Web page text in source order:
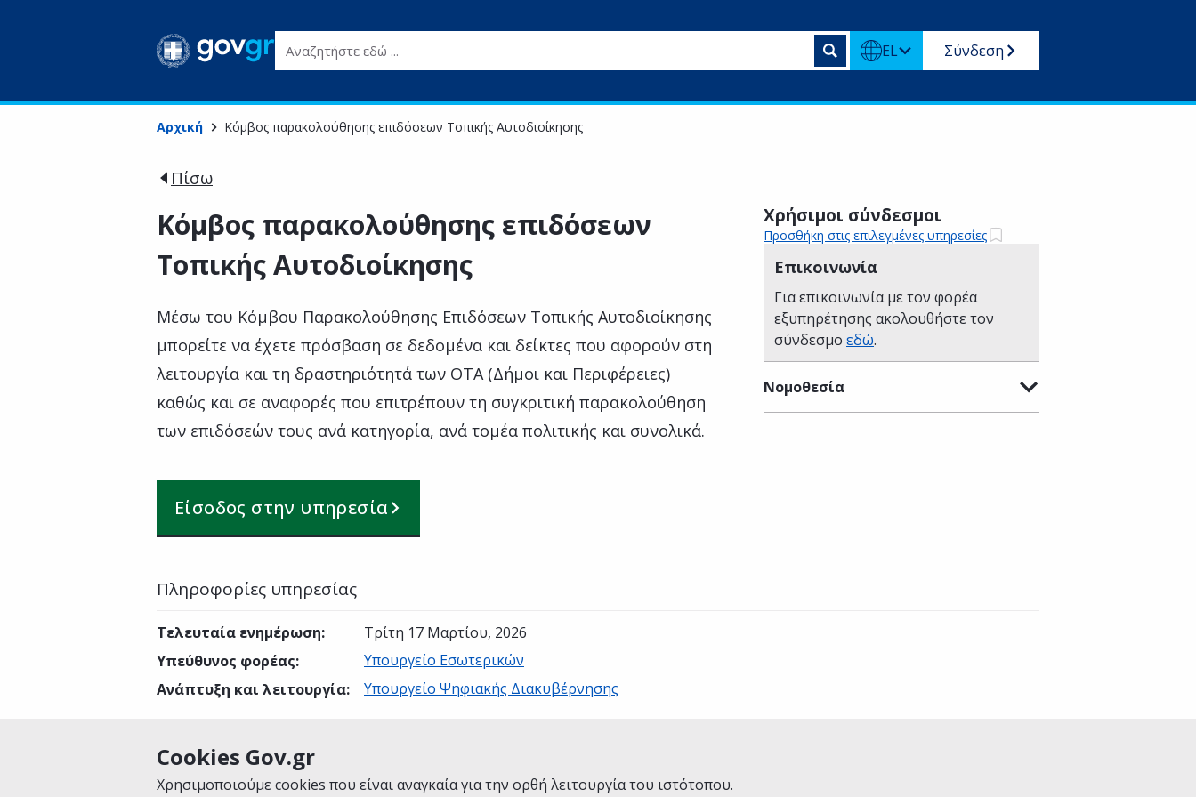
Cookies Gov.gr
Χρησιμοποιούμε cookies που είναι αναγκαία για την ορθή λειτουργία του ιστότοπου.
Αναζητήστε εδώ ... EL Σύνδεση
Αρχική Κόμβος παρακολούθησης επιδόσεων Τοπικής Αυτοδιοίκησης
Πίσω
Κόμβος παρακολούθησης επιδόσεων
Τοπικής Αυτοδιοίκησης
Μέσω του Κόμβου Παρακολούθησης Επιδόσεων Τοπικής Αυτοδιοίκησης
μπορείτε να έχετε πρόσβαση σε δεδομένα και δείκτες που αφορούν στη
λειτουργία και τη δραστηριότητά των ΟΤΑ (Δήμοι και Περιφέρειες)
καθώς και σε αναφορές που επιτρέπουν τη συγκριτική παρακολούθηση
των επιδόσεών τους ανά κατηγορία, ανά τομέα πολιτικής και συνολικά.
Είσοδος στην υπηρεσία
Χρήσιμοι σύνδεσμοι
Προσθήκη στις επιλεγμένες υπηρεσίες
Επικοινωνία
Για επικοινωνία με τον φορέα
εξυπηρέτησης ακολουθήστε τον
σύνδεσμο εδώ.
Νομοθεσία
Πληροφορίες υπηρεσίας
Τελευταία ενημέρωση:
Τρίτη 17 Μαρτίου, 2026
Υπεύθυνος φορέας:
Υπουργείο Εσωτερικών
Ανάπτυξη και λειτουργία: Υπουργείο Ψηφιακής Διακυβέρνησης
Είναι χρήσιμη αυτή η σελίδα;